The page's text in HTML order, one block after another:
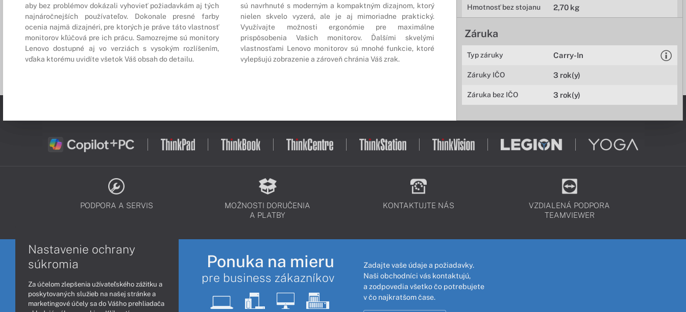
Hmotnosť bez stojanu 2,70 kg
Záruka
Typ záruky Carry-In
Záruky IČO 3 rok(y)
Záruka bez IČO 3 rok(y)
aby bez problémov dokázali vyhovieť požiadavkám aj tých
najnáročnejších používateľov. Dokonale presné farby
ocenia najmä dizajnéri, pre ktorých je práve táto vlastnosť
monitorov kľúčová pre ich prácu. Samozrejme sú monitory
Lenovo dostupné aj vo verziách s vysokým rozlíšením,
vďaka ktorému uvidíte všetok Váš obsah do detailu.
sú navrhnuté s moderným a kompaktným dizajnom, ktorý
nielen skvelo vyzerá, ale je aj mimoriadne praktický.
Využívajte možnosti ergonómie pre maximálne
prispôsobenia Vašich monitorov. Ďalšími skvelými
vlastnosťami Lenovo monitorov sú mnohé funkcie, ktoré
vylepšujú zobrazenie a zároveň chránia Váš zrak.
PODPORA A SERVIS
MOŽNOSTI DORUČENIA
A PLATBY
KONTAKTUJTE NÁS
VZDIALENÁ PODPORA
TEAMVIEWER
Ponuka na mieru
pre business zákazníkov
Zadajte vaše údaje a požiadavky.
Naši obchodníci vás kontaktujú,
a zodpovedia všetko čo potrebujete
v čo najkratšom čase.
Nastavenie ochrany
súkromia
Za účelom zlepšenia užívateľského zážitku a
poskytovaných služieb na našej stránke a
marketingové účely sa do Vášho prehliadača